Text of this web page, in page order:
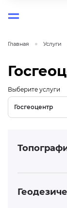
Главная Услуги
Выберите услуги
Госгеоцентр